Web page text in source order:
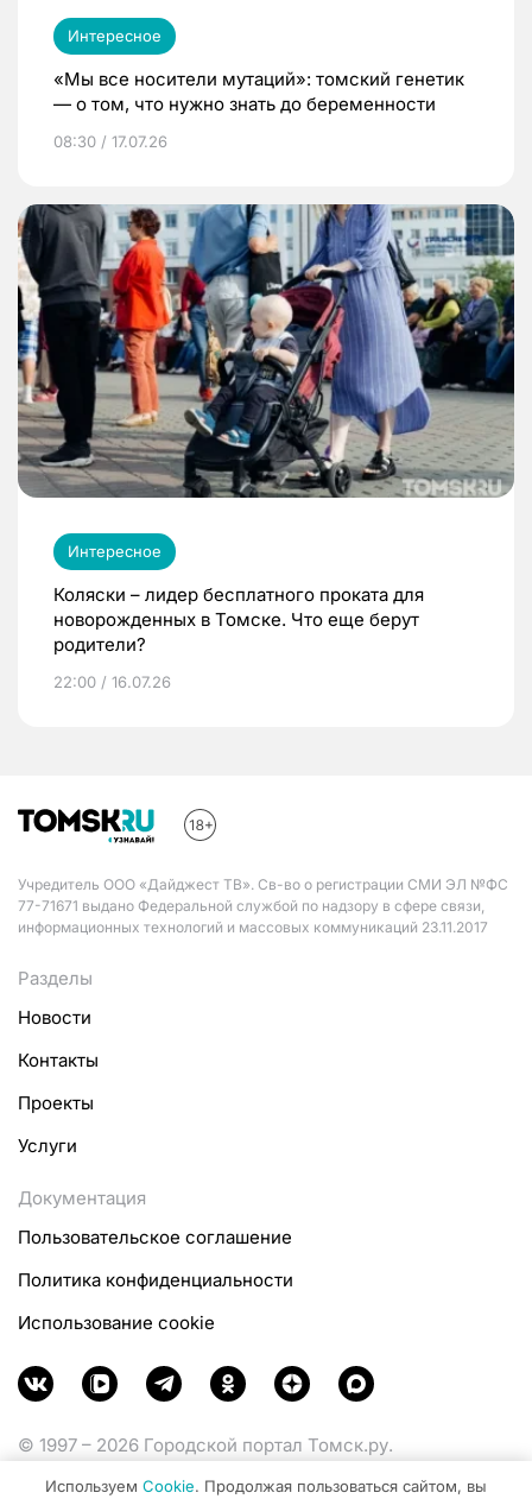
Интересное
«Мы все носители мутаций»: томский генетик
— о том, что нужно знать до беременности
08:30 / 17.07.26
Интересное
Коляски – лидер бесплатного проката для
новорожденных в Томске. Что еще берут
родители?
22:00 / 16.07.26
Учредитель ООО «Дайджест ТВ». Св-во о регистрации СМИ ЭЛ №ФС
77-71671 выдано Федеральной службой по надзору в сфере связи,
информационных технологий и массовых коммуникаций 23.11.2017
Разделы
Новости
Контакты
Проекты
Услуги
Документация
Пользовательское соглашение
Политика конфиденциальности
Использование cookie
© 1997 – 2026 Городской портал Томск.ру.
Используем Cookie. Продолжая пользоваться сайтом, вы